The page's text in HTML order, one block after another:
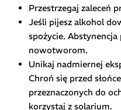
Przestrzegaj zaleceń
Jeśli pijesz alkohol
spożycie.
nowotworom.
Unikaj nadmiernej
Chroń się przed
przeznaczonych do
korzystaj z solarium.